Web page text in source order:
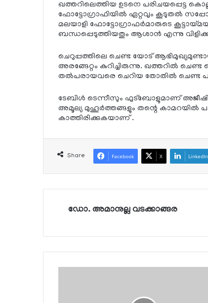
ഖത്തറിലെത്തിയ ഉടനെ പരിചയപ്പെട്ട
ഫോട്ടോഗ്രാഫിയില്‍ ഏറ്റവും കൂടുതല്‍
മലയാളി ഫോട്ടോഗ്രാഫര്‍മാരുടെ
ബന്ധപ്പെടുത്തിയതും ആശാന്‍ എന്നു
ചെറുപ്പത്തിലെ ചെണ്ട യോട്
അരങ്ങേറ്റം കുറിച്ചിരുന്നു. ഖത്തറില്‍
തല്‍പരായവരെ ചെറിയ തോതില്‍ ചെണ്ട
ടേബിള്‍ ടെന്നീസും ഫുട്‌ബോളുമാണ്
അമൂല്യ മുഹൂര്‍ത്തങ്ങളും തന്റെ കാമറയില്‍
കാത്തിരിക്കുകയാണ് .
Share Facebook X LinkedIn
ഡോ. അമാനുല്ല വടക്കാങ്ങര